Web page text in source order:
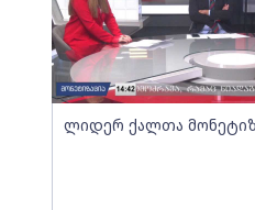
ლიდერ ქალთა